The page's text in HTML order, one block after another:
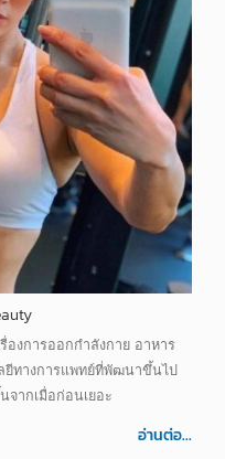
องการออกกำลังกาย อาหาร
ยีทางการแพทย์ที่พัฒนาขึ้นไป
จากเมื่อก่อนเยอะ
อ่านต่อ...